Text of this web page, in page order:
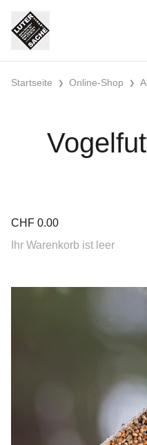
Startseite Online-Shop
CHF 0.00
Ihr Warenkorb ist leer